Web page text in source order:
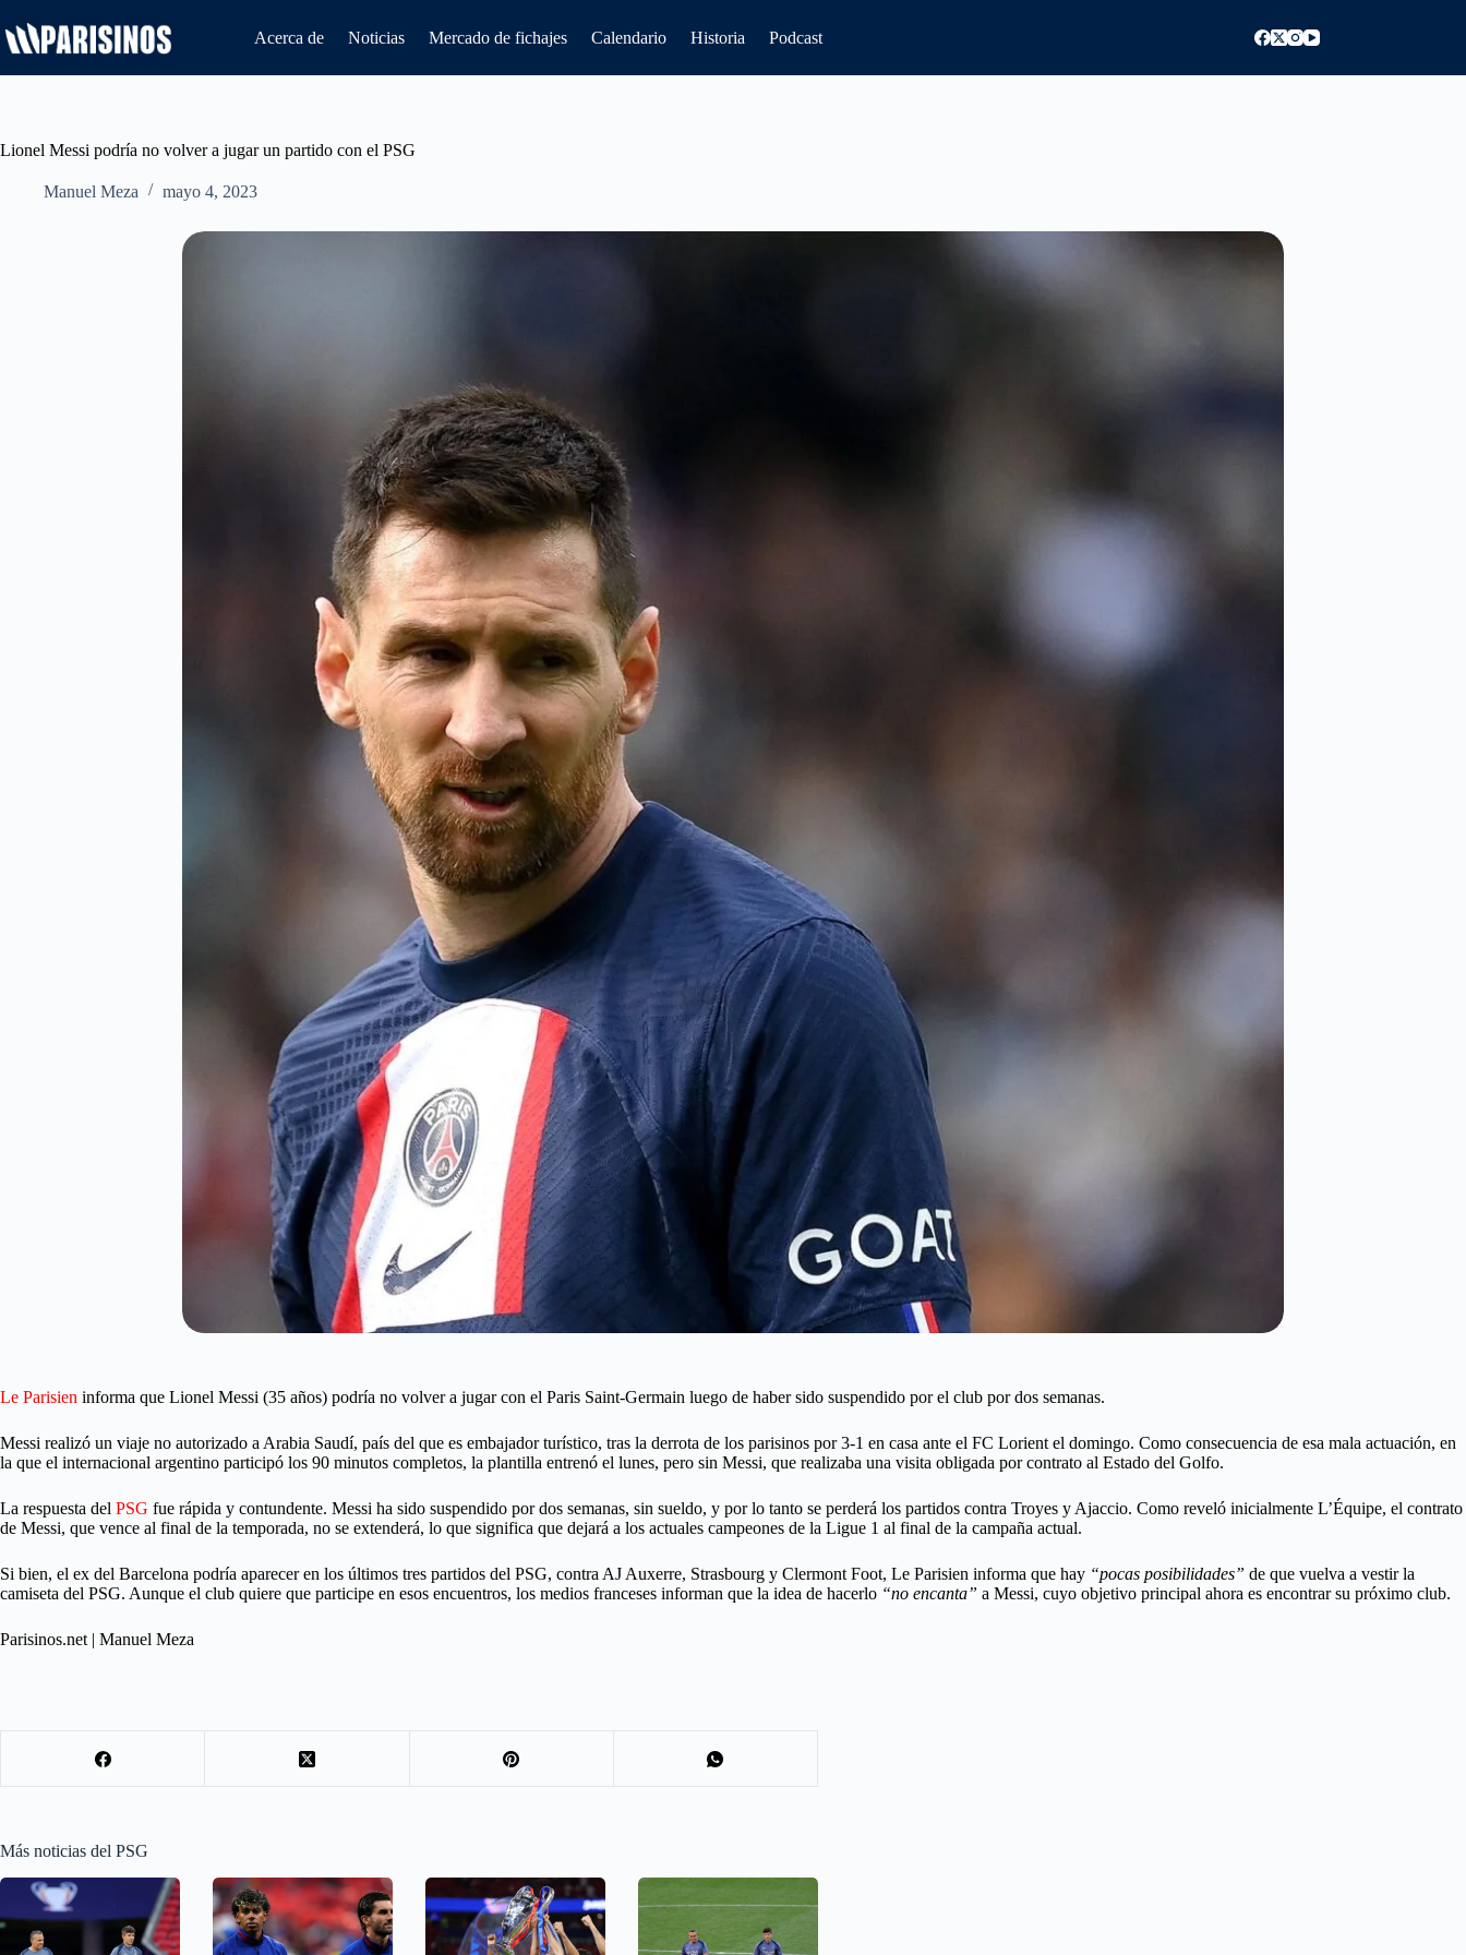
al
contenido
Acerca de Noticias Mercado de fichajes Calendario Historia Podcast
Lionel Messi podría no volver a jugar un partido con el PSG
Manuel Meza mayo 4, 2023
Le Parisien informa que Lionel Messi (35 años) podría no volver a jugar con el Paris Saint-Germain luego de haber sido suspendido por el club por dos semanas.
Messi realizó un viaje no autorizado a Arabia Saudí, país del que es embajador turístico, tras la derrota de los parisinos por 3-1 en casa ante el FC Lorient el domingo. Como consecuencia de esa mala actuación, en
la que el internacional argentino participó los 90 minutos completos, la plantilla entrenó el lunes, pero sin Messi, que realizaba una visita obligada por contrato al Estado del Golfo.
La respuesta del PSG fue rápida y contundente. Messi ha sido suspendido por dos semanas, sin sueldo, y por lo tanto se perderá los partidos contra Troyes y Ajaccio. Como reveló inicialmente L’Équipe, el contrato
de Messi, que vence al final de la temporada, no se extenderá, lo que significa que dejará a los actuales campeones de la Ligue 1 al final de la campaña actual.
Si bien, el ex del Barcelona podría aparecer en los últimos tres partidos del PSG, contra AJ Auxerre, Strasbourg y Clermont Foot, Le Parisien informa que hay “pocas posibilidades” de que vuelva a vestir la
camiseta del PSG. Aunque el club quiere que participe en esos encuentros, los medios franceses informan que la idea de hacerlo “no encanta” a Messi, cuyo objetivo principal ahora es encontrar su próximo club.
Parisinos.net | Manuel Meza
Más noticias del PSG